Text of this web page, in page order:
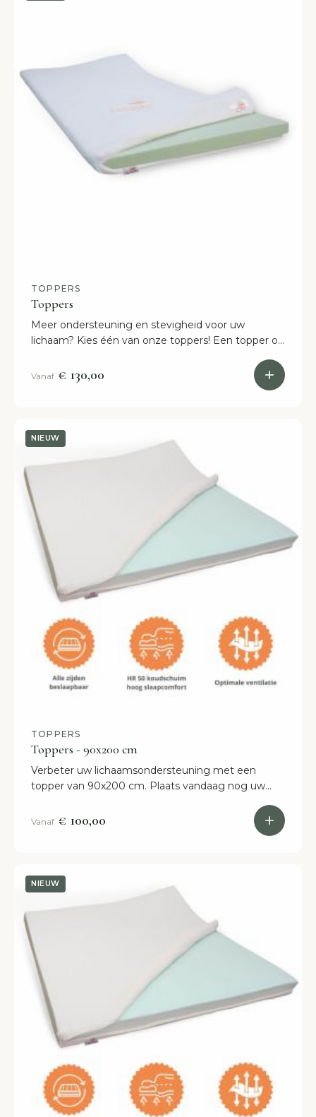
TOPPERS
Toppers
Meer ondersteuning en stevigheid voor uw
lichaam? Kies één van onze toppers! Een topper op
Bestel nu online!
Vanaf € 130,00
NIEUW
TOPPERS
Toppers - 90x200 cm
Verbeter uw lichaamsondersteuning met een
topper van 90x200 cm. Plaats vandaag nog uw
Vanaf € 100,00
NIEUW